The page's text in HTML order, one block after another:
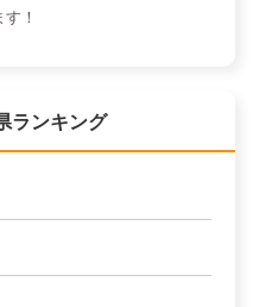
！
ランキング